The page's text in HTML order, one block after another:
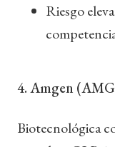
Riesgo
4. Amgen
Biotecnológica